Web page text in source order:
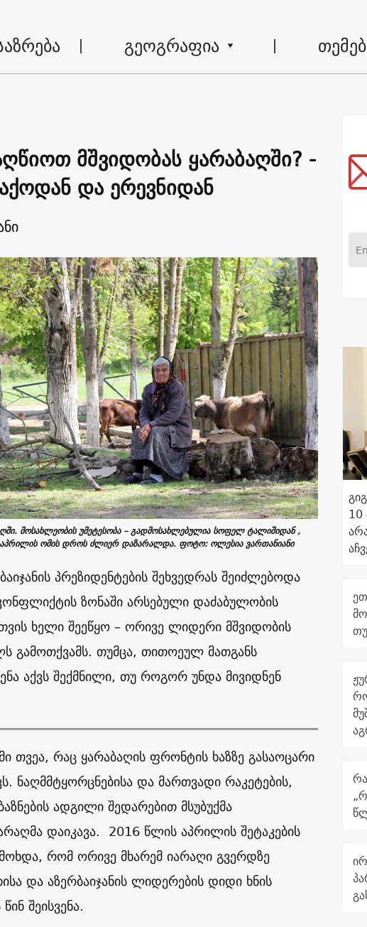
გეოგრაფია
მშვიდობას ყარაბაღში? -
და ერევნიდან
მოსახლეობის უმეტესობა – გადმოსახლებულია სოფელ ტალიშიდან ,
ომის დროს ძლიერ დაზარალდა. ფოტო: ოლესია ვართანიანი
პრეზიდენტების შეხვედრას შეიძლებოდა
ზონაში არსებული დაძაბულობის
ხელი შეეწყო – ორივე ლიდერი მშვიდობის
გამოთქვამს. თუმცა, თითოეულ მათგანს
აქვს შექმნილი, თუ როგორ უნდა მივიდნენ
თვეა, რაც ყარაბაღის ფრონტის ხაზზე გასაოცარი
ნაღმმტყორცნებისა და მართვადი რაკეტების,
ადგილი შედარებით მსუბუქმა
დაიკავა. 2016 წლის აპრილის შეტაკების
რომ ორივე მხარემ იარაღი გვერდზე
და აზერბაიჯანის ლიდერების დიდი ხნის
შეისვენა.
10